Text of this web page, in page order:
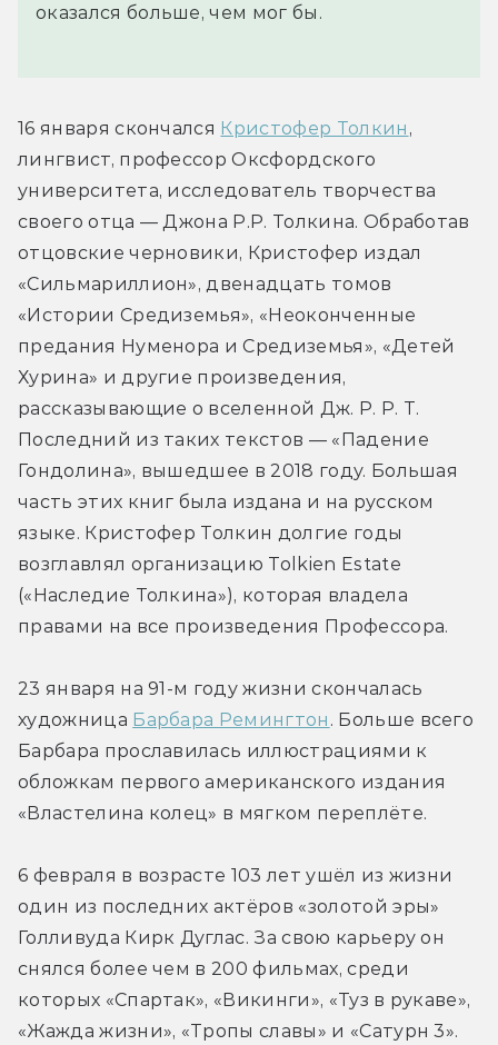
оказался больше, чем мог бы.
16 января скончался Кристофер Толкин ,
лингвист, профессор Оксфордского
университета, исследователь творчества
своего отца — Джона Р.Р. Толкина. Обработав
отцовские черновики, Кристофер издал
«Сильмариллион», двенадцать томов
«Истории Средиземья», «Неоконченные
предания Нуменора и Средиземья», «Детей
Хурина» и другие произведения,
рассказывающие о вселенной Дж. Р. Р. Т.
Последний из таких текстов — «Падение
Гондолина», вышедшее в 2018 году. Большая
часть этих книг была издана и на русском
языке. Кристофер Толкин долгие годы
возглавлял организацию Tolkien Estate
(«Наследие Толкина»), которая владела
правами на все произведения Профессора.
23 января на 91-м году жизни скончалась
художница Барбара Ремингтон . Больше всего
Барбара прославилась иллюстрациями к
обложкам первого американского издания
«Властелина колец» в мягком переплёте.
6 февраля в возрасте 103 лет ушёл из жизни
один из последних актёров «золотой эры»
Голливуда Кирк Дуглас. За свою карьеру он
снялся более чем в 200 фильмах, среди
которых «Спартак», «Викинги», «Туз в рукаве»,
«Жажда жизни», «Тропы славы» и «Сатурн 3».